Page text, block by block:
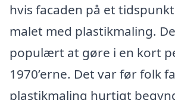
hvis facaden på et
malet med plastikmaling.
populært at gøre i en kort
1970’erne. Det var før folk
plastikmaling hurtigt